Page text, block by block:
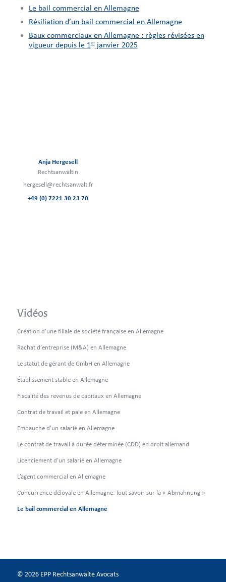
Le bail commercial en Allemagne
Résiliation d’un bail commercial en Allemagne
Baux commerciaux en Allemagne : règles révisées en
vigueur depuis le 1erjanvier 2025
Anja Hergesell
Rechtsanwältin
hergesell@rechtsanwalt.fr
+49 (0) 7221 30 23 70
Vidéos
Création d’une filiale de société française en Allemagne
Rachat d’entreprise (M&A) en Allemagne
Le statut de gérant de GmbH en Allemagne
Établissement stable en Allemagne
Fiscalité des revenus de capitaux en Allemagne
Contrat de travail et paie en Allemagne
Embauche d'un salarié en Allemagne
Le contrat de travail à durée déterminée (CDD) en droit allemand
Licenciement d'un salarié en Allemagne
L’agent commercial en Allemagne
Concurrence déloyale en Allemagne: Tout savoir sur la « Abmahnung »
Le bail commercial en Allemagne
© 2026 EPP Rechtsanwälte Avocats